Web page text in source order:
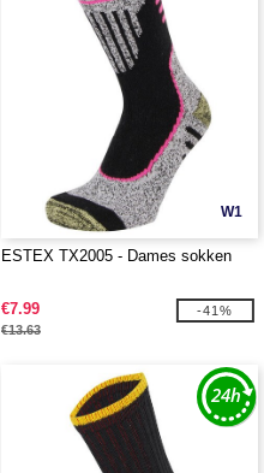
W1
ESTEX TX2005 - Dames sokken
€7.99
€13.63
-41%